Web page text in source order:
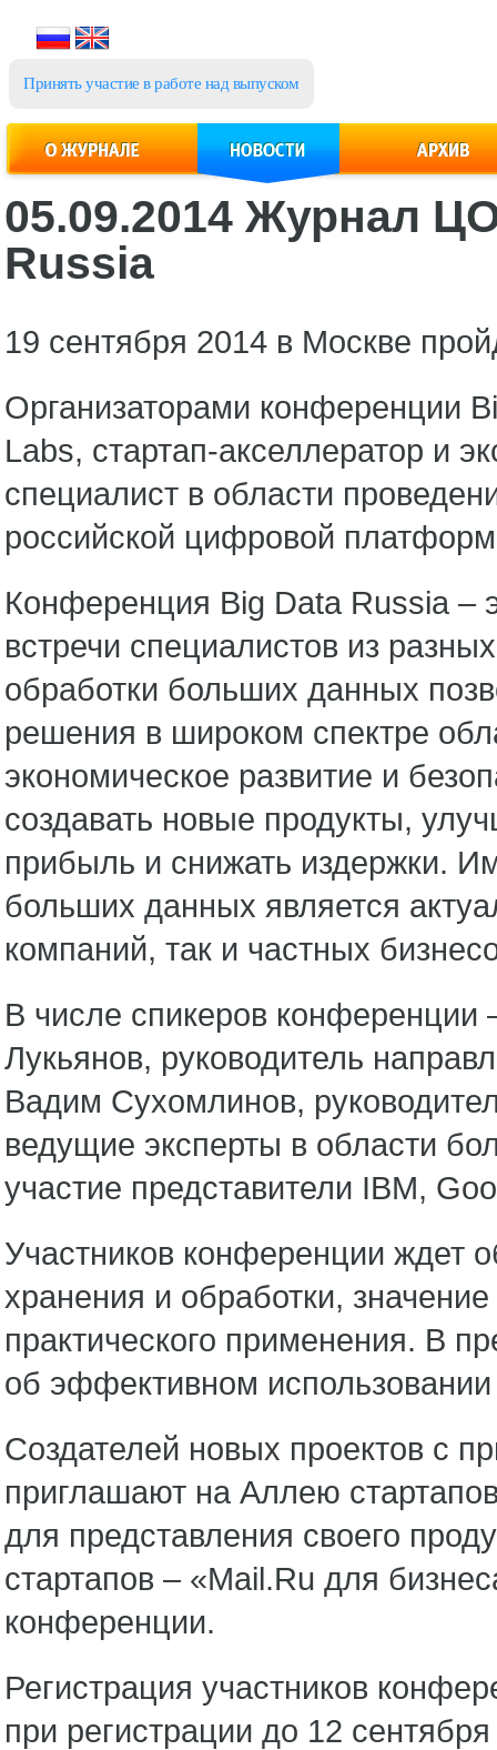
Принять участие в работе над выпуском
05.09.2014 Журнал
Russia
19 сентября 2014 в Москве
Организаторами конференции
Labs, стартап-акселлератор и
специалист в области
российской цифровой
Конференция Big Data Russia –
встречи специалистов из
обработки больших данных
решения в широком спектре
экономическое развитие и
создавать новые продукты,
прибыль и снижать издержки.
больших данных является
компаний, так и частных
В числе спикеров конференции
Лукьянов, руководитель
Вадим Сухомлинов,
ведущие эксперты в области
участие представители IBM,
Участников конференции ждет
хранения и обработки,
практического применения. В
об эффективном
Создателей новых проектов c
приглашают на Аллею
для представления своего
стартапов – «Mail.Ru для
конференции.
Регистрация участников
при регистрации до 12